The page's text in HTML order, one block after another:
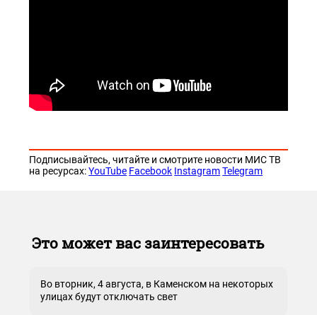
Подписывайтесь, читайте и смотрите новости МИС ТВ
на ресурсах:YouTube Facebook Instagram Telegram
Это может вас заинтересовать
Во вторник, 4 августа, в Каменском на некоторых
улицах будут отключать свет